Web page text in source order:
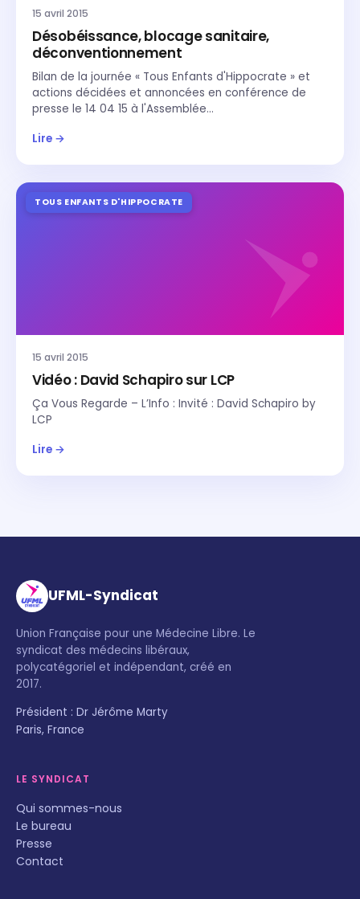
15 avril 2015
Désobéissance, blocage sanitaire,
déconventionnement
Bilan de la journée « Tous Enfants d'Hippocrate » et
actions décidées et annoncées en conférence de
presse le 14 04 15 à l'Assemblée…
Lire →
TOUS ENFANTS D'HIPPOCRATE
15 avril 2015
Vidéo : David Schapiro sur LCP
Ça Vous Regarde – L’Info : Invité : David Schapiro by
LCP
Lire →
UFML-Syndicat
Union Française pour une Médecine Libre. Le
syndicat des médecins libéraux,
polycatégoriel et indépendant, créé en
2017.
Président : Dr Jérôme Marty
Paris, France
LE SYNDICAT
Qui sommes-nous
Le bureau
Presse
Contact